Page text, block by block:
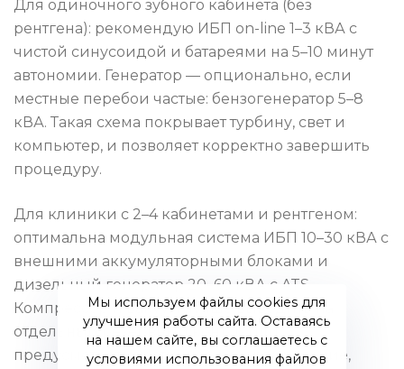
Для одиночного зубного кабинета (без
рентгена): рекомендую ИБП on-line 1–3 кВА с
чистой синусоидой и батареями на 5–10 минут
автономии. Генератор — опционально, если
местные перебои частые: бензогенератор 5–8
кВА. Такая схема покрывает турбину, свет и
компьютер, и позволяет корректно завершить
процедуру.
Для клиники с 2–4 кабинетами и рентгеном:
оптимальна модульная система ИБП 10–30 кВА с
внешними аккумуляторными блоками и
дизельный генератор 20–60 кВА с ATS.
Компрессор и вакуум лучше выводить на
отдельный резервный контур или
предусмотреть частичное резервирование,
Мы используем файлы cookies для
улучшения работы сайта. Оставаясь
на нашем сайте, вы соглашаетесь с
условиями использования файлов